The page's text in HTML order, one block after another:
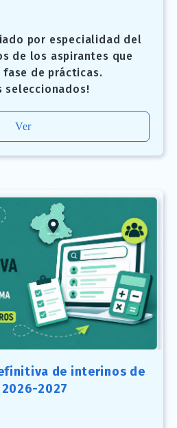
por especialidad del
de los aspirantes que
de prácticas.
seleccionados!
Ver
de interinos de
2027